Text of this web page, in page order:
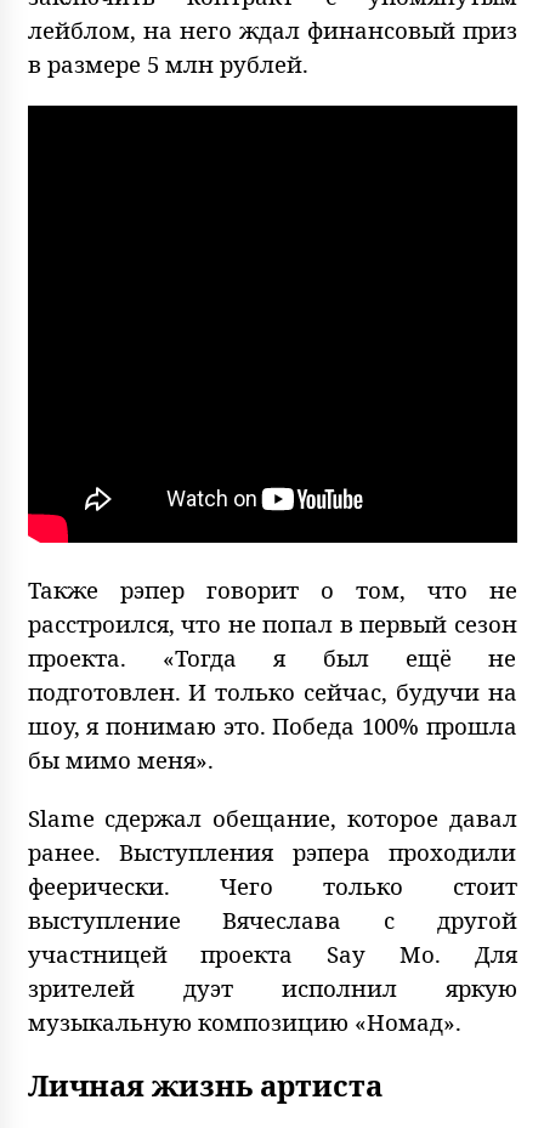
лейблом, на него ждал финансовый приз
в размере 5 млн рублей.
Также рэпер говорит о том, что не
расстроился, что не попал в первый сезон
проекта. «Тогда я был ещё не
подготовлен. И только сейчас, будучи на
шоу, я понимаю это. Победа 100% прошла
бы мимо меня».
Slame сдержал обещание, которое давал
ранее. Выступления рэпера проходили
феерически. Чего только стоит
выступление Вячеслава с другой
участницей проекта Say Mo. Для
зрителей дуэт исполнил яркую
музыкальную композицию «Номад».
Личная жизнь артиста